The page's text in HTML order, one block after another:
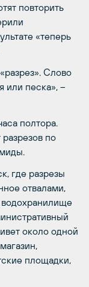
повторить
«теперь
Слово
или песка», –
полтора.
по
где разрезы
отвалами,
около одной
площадки,